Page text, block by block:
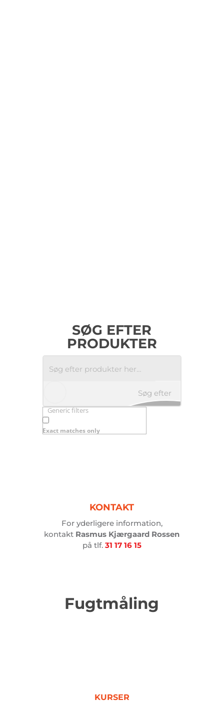
SØG EFTER
PRODUKTER
Søg efter
Generic filters
Exact matches only
KONTAKT
For yderligere information,
kontakt Rasmus Kjærgaard Rossen
på tlf. 31 17 16 15
Fugtmåling
KURSER